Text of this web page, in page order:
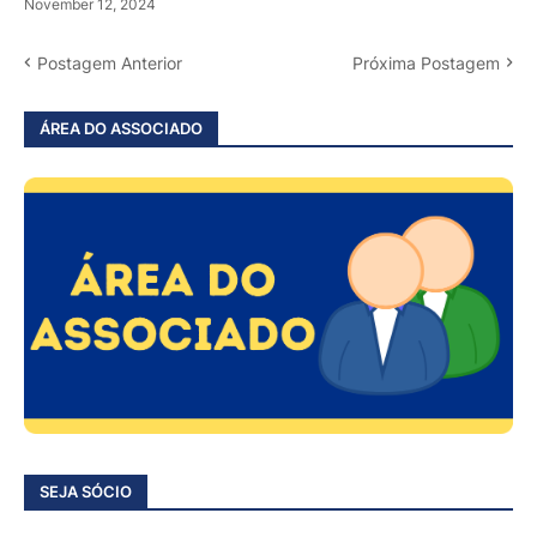
November 12, 2024
Postagem Anterior Próxima Postagem
ÁREA DO ASSOCIADO
SEJA SÓCIO